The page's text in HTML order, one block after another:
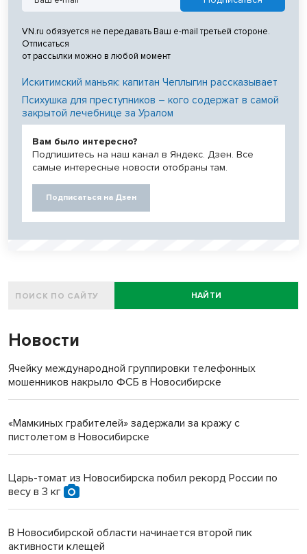
VN.ru обязуется не передавать Ваш e-mail третьей стороне.
Отписаться
от рассылки можно в любой момент
Искитимский маньяк: капитан Чеплыгин рассказывает
Психушка для преступников – кого содержат в самой
закрытой лечебнице за Уралом
Вам было интересно?
Подпишитесь на наш канал в Яндекс. Дзен. Все
самые интересные новости отобраны там.
Подписаться на Дзен
НАЙТИ
Новости
Ячейку международной группировки телефонных
мошенников накрыло ФСБ в Новосибирске
«Мамкиных грабителей» задержали за кражу с
пистолетом в Новосибирске
Царь-томат из Новосибирска побил рекорд России по
весу в 3 кг
В Новосибирской области начинается второй пик
активности клещей